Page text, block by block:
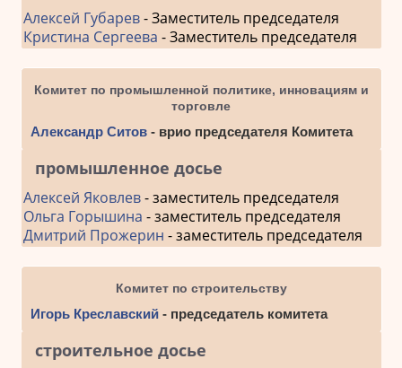
Алексей Губарев- Заместитель председателя
Кристина Сергеева - Заместитель председателя
Комитет по промышленной политике, инновациям и
торговле
Александр Ситов- врио председателя Комитета
промышленное досье
Алексей Яковлев- заместитель председателя
Ольга Горышина - заместитель председателя
Дмитрий Прожерин - заместитель председателя
Комитет по строительству
Игорь Креславский - председатель комитета
строительное досье